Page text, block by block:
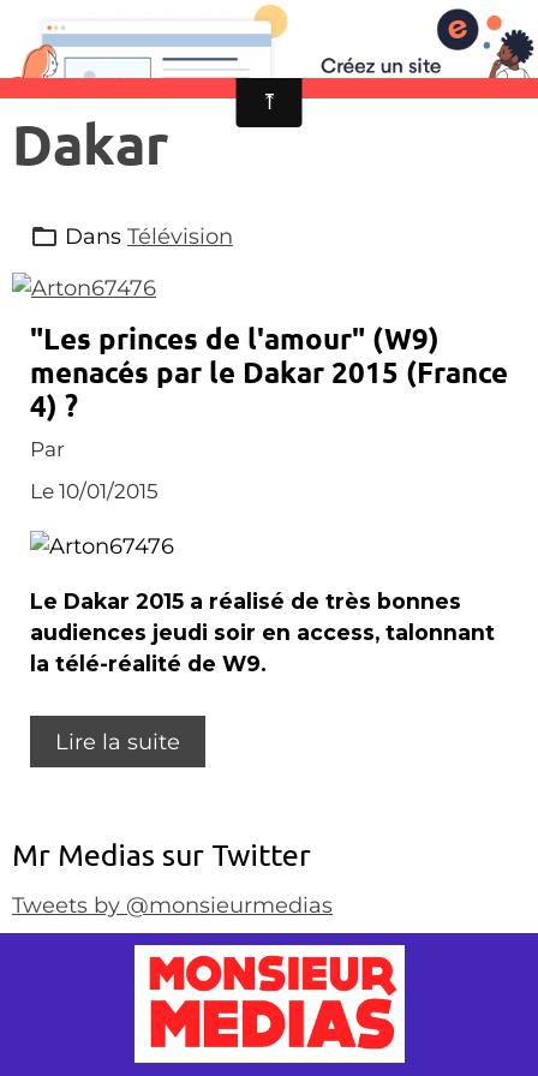
Dakar
Dans Télévision
"Les princes de l'amour" (W9)
menacés par le Dakar 2015 (France
4) ?
Par
Le 10/01/2015
Le Dakar 2015 a réalisé de très bonnes
audiences jeudi soir en access, talonnant
la télé-réalité de W9.
Lire la suite
Mr Medias sur Twitter
Tweets by @monsieurmedias